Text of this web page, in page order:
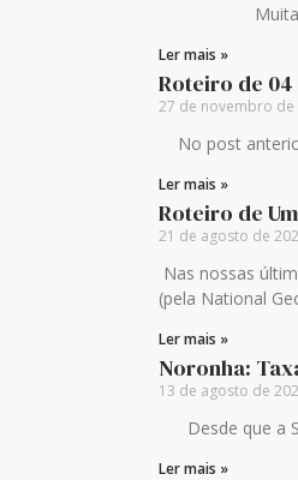
Muitas
Ler mais »
Roteiro de 04
27 de novembro de
No post
Ler mais »
Roteiro de
21 de agosto de
Nas nossas
(pela National
Ler mais »
Noronha:
13 de agosto de
Desde que a
Ler mais »